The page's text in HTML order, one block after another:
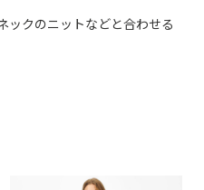
ックのニットなどと合わせる